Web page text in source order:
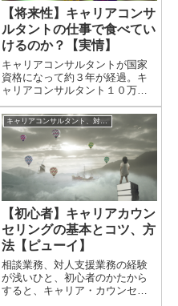
【将来性】キャリアコンサ
ルタントの仕事で食べてい
けるのか？【実情】
キャリアコンサルタントが国家
資格になって約３年が経過。キ
ャリアコンサルタント１０万人
計画で、今後もますます注目さ
れていく資格であることは間違
いないでしょう。 ただ、実際に
キャリアコンサルタントの将来
性はどうなのか？ 本当にキャリ
アコンサルタ...
【初心者】キャリアカウン
セリングの基本とコツ、方
法【ピューイ】
相談業務、対人支援業務の経験
が浅いひと、初心者のかたから
すると、キャリア・カウンセリ
ングをする時に、本当にこの方